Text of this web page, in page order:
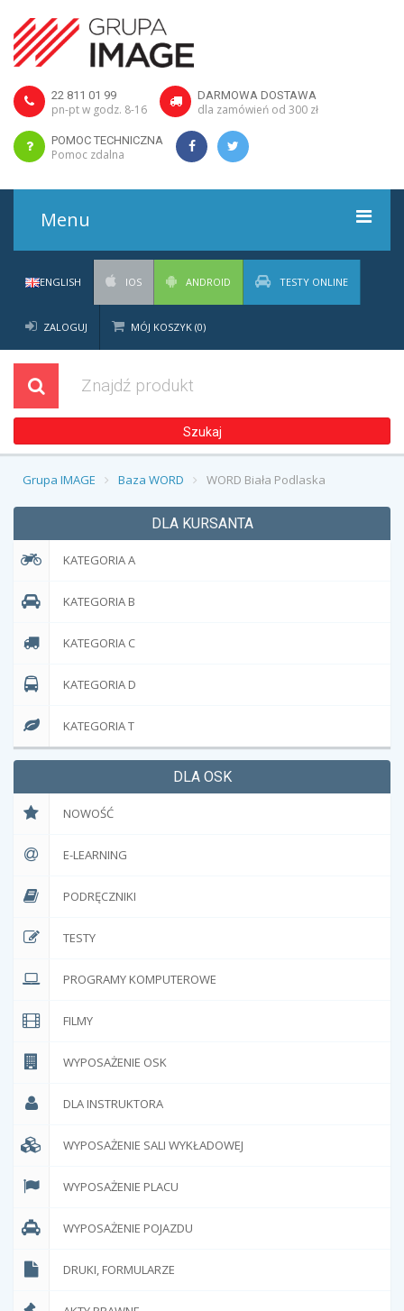
22 811 01 99
pn-pt w godz. 8-16
DARMOWA DOSTAWA
dla zamówień od 300 zł
POMOC TECHNICZNA
Pomoc zdalna
Menu
Sklep
O firmie
Punkty sprzedaży
Kontakt
ENGLISH IOS ANDROID TESTY ONLINE
ZALOGUJ MÓJ KOSZYK (0)
Szukaj
Grupa IMAGE Baza WORD WORD Biała Podlaska
DLA KURSANTA
KATEGORIA A
KATEGORIA B
KATEGORIA C
KATEGORIA D
KATEGORIA T
DLA OSK
NOWOŚĆ
E-LEARNING
PODRĘCZNIKI
TESTY
PROGRAMY KOMPUTEROWE
FILMY
WYPOSAŻENIE OSK
DLA INSTRUKTORA
WYPOSAŻENIE SALI WYKŁADOWEJ
WYPOSAŻENIE PLACU
WYPOSAŻENIE POJAZDU
DRUKI, FORMULARZE